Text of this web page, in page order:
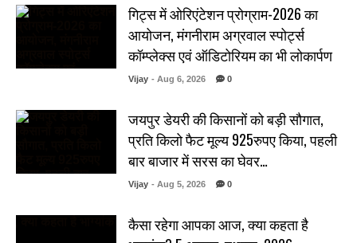
गिट्स में ओरिएंटेशन प्रोग्राम-2026 का
आयोजन, मंगनीराम अग्रवाल स्पोर्ट्स
कॉम्प्लेक्स एवं ऑडिटोरियम का भी लोकार्पण
Vijay - Aug 6, 2026 0
जयपुर डेयरी की किसानों को बड़ी सौगात,
प्रति किलो फैट मूल्य 925रुपए किया, पहली
बार बाजार में सरस का घेवर…
Vijay - Aug 5, 2026 0
कैसा रहेगा आपका आज, क्या कहता है